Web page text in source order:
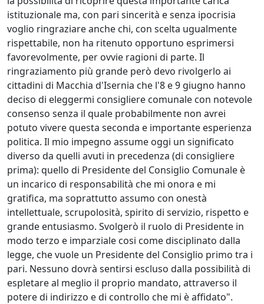
istituzionale ma, con pari sincerità e senza ipocrisia
voglio ringraziare anche chi, con scelta ugualmente
rispettabile, non ha ritenuto opportuno esprimersi
favorevolmente, per ovvie ragioni di parte. Il
ringraziamento più grande però devo rivolgerlo ai
cittadini di Macchia d'Isernia che l'8 e 9 giugno hanno
deciso di eleggermi consigliere comunale con notevole
consenso senza il quale probabilmente non avrei
potuto vivere questa seconda e importante esperienza
politica. Il mio impegno assume oggi un significato
diverso da quelli avuti in precedenza (di consigliere
prima): quello di Presidente del Consiglio Comunale è
un incarico di responsabilità che mi onora e mi
gratifica, ma soprattutto assumo con onestà
intellettuale, scrupolosità, spirito di servizio, rispetto e
grande entusiasmo. Svolgerò il ruolo di Presidente in
modo terzo e imparziale cosi come disciplinato dalla
legge, che vuole un Presidente del Consiglio primo tra i
pari. Nessuno dovrà sentirsi escluso dalla possibilità di
espletare al meglio il proprio mandato, attraverso il
potere di indirizzo e di controllo che mi è affidato".